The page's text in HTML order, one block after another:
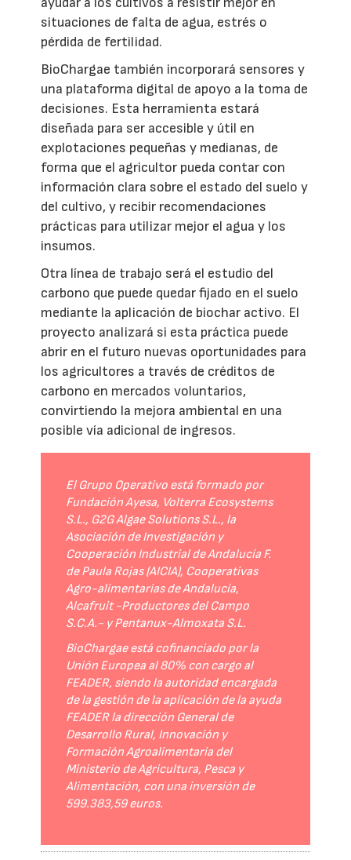
situaciones de falta de agua, estrés o
pérdida de fertilidad.
BioChargae también incorporará sensores y
una plataforma digital de apoyo a la toma de
decisiones. Esta herramienta estará
diseñada para ser accesible y útil en
explotaciones pequeñas y medianas, de
forma que el agricultor pueda contar con
información clara sobre el estado del suelo y
del cultivo, y recibir recomendaciones
prácticas para utilizar mejor el agua y los
insumos.
Otra línea de trabajo será el estudio del
carbono que puede quedar fijado en el suelo
mediante la aplicación de biochar activo. El
proyecto analizará si esta práctica puede
abrir en el futuro nuevas oportunidades para
los agricultores a través de créditos de
carbono en mercados voluntarios,
convirtiendo la mejora ambiental en una
posible vía adicional de ingresos.
El Grupo Operativo está formado por
Fundación Ayesa, Volterra Ecosystems
S.L., G2G Algae Solutions S.L., la
Asociación de Investigación y
Cooperación Industrial de Andalucía F.
de Paula Rojas (AICIA), Cooperativas
Agro-alimentarias de Andalucía,
Alcafruit -Productores del Campo
S.C.A.- y Pentanux-Almoxata S.L.
BioChargae está cofinanciado por la
Unión Europea al 80% con cargo al
FEADER, siendo la autoridad encargada
de la gestión de la aplicación de la ayuda
FEADER la dirección General de
Desarrollo Rural, Innovación y
Formación Agroalimentaria del
Ministerio de Agricultura, Pesca y
Alimentación, con una inversión de
599.383,59 euros.